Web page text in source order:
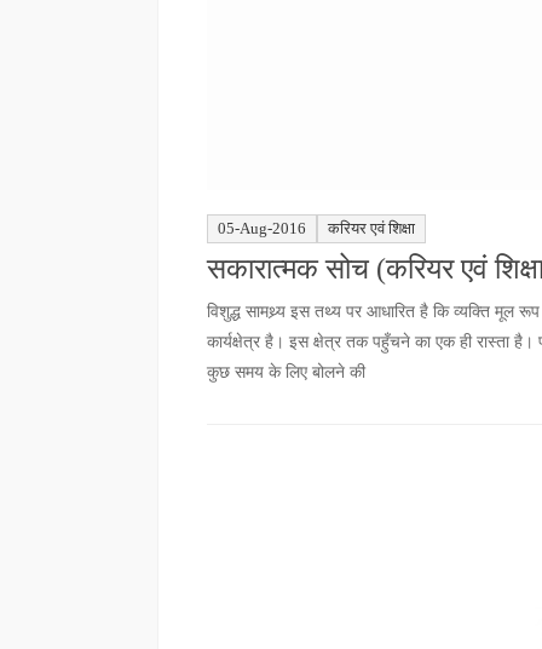
05-Aug-2016 करियर एवं शिक्षा
सकारात्मक सोच (करियर एवं
विशुद्ध सामथ्र्य इस तथ्य पर आधारित है कि व्यक्ति
कार्यक्षेत्र है। इस क्षेत्र तक पहुँचने का एक ही रास्ता है।
कुछ समय के लिए बोलने की